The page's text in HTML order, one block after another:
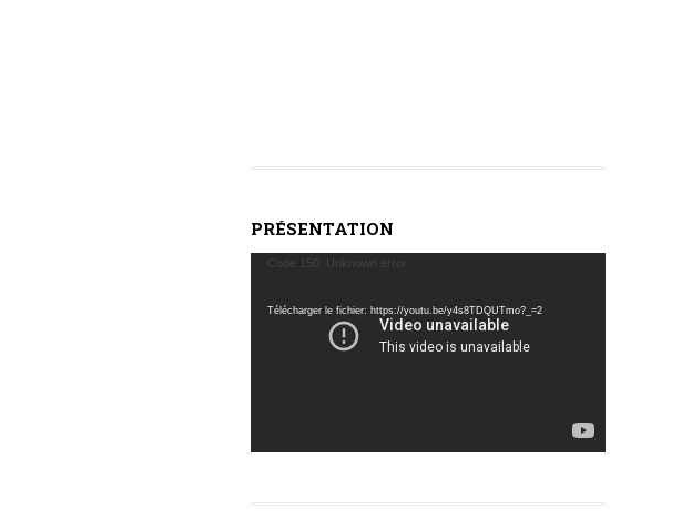
PRÉSENTATION
Lecteur
Code 150: Unknown error.
Télécharger le fichier: https://youtu.be/y4s8TDQUTmo?_=2